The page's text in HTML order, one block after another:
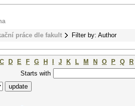
práce dle fakult Filter by: Author
C D E F G H J K L M N O P Q
R
Starts with